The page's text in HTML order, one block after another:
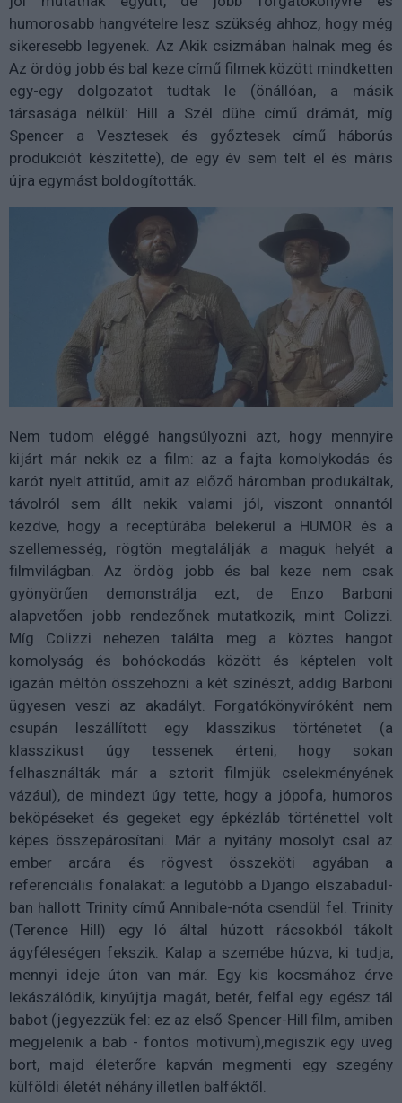
humorosabb hangvételre lesz szükség ahhoz, hogy még
sikeresebb legyenek. Az Akik csizmában halnak meg és
Az ördög jobb és bal keze című filmek között mindketten
egy-egy dolgozatot tudtak le (önállóan, a másik
társasága nélkül: Hill a Szél dühe című drámát, míg
Spencer a Vesztesek és győztesek című háborús
produkciót készítette), de egy év sem telt el és máris
újra egymást boldogították.
Nem tudom eléggé hangsúlyozni azt, hogy mennyire
kijárt már nekik ez a film: az a fajta komolykodás és
karót nyelt attitűd, amit az előző háromban produkáltak,
távolról sem állt nekik valami jól, viszont onnantól
kezdve, hogy a receptúrába belekerül a HUMOR és a
szellemesség, rögtön megtalálják a maguk helyét a
filmvilágban. Az ördög jobb és bal keze nem csak
gyönyörűen demonstrálja ezt, de Enzo Barboni
alapvetően jobb rendezőnek mutatkozik, mint Colizzi.
Míg Colizzi nehezen találta meg a köztes hangot
komolyság és bohóckodás között és képtelen volt
igazán méltón összehozni a két színészt, addig Barboni
ügyesen veszi az akadályt. Forgatókönyvíróként nem
csupán leszállított egy klasszikus történetet (a
klasszikust úgy tessenek érteni, hogy sokan
felhasználták már a sztorit filmjük cselekményének
vázául), de mindezt úgy tette, hogy a jópofa, humoros
beköpéseket és gegeket egy épkézláb történettel volt
képes összepárosítani. Már a nyitány mosolyt csal az
ember arcára és rögvest összeköti agyában a
referenciális fonalakat: a legutóbb a Django elszabadul-
ban hallott Trinity című Annibale-nóta csendül fel. Trinity
(Terence Hill) egy ló által húzott rácsokból tákolt
ágyféleségen fekszik. Kalap a szemébe húzva, ki tudja,
mennyi ideje úton van már. Egy kis kocsmához érve
lekászálódik, kinyújtja magát, betér, felfal egy egész tál
babot (jegyezzük fel: ez az első Spencer-Hill film, amiben
megjelenik a bab - fontos motívum),megiszik egy üveg
bort, majd életerőre kapván megmenti egy szegény
külföldi életét néhány illetlen balféktől.